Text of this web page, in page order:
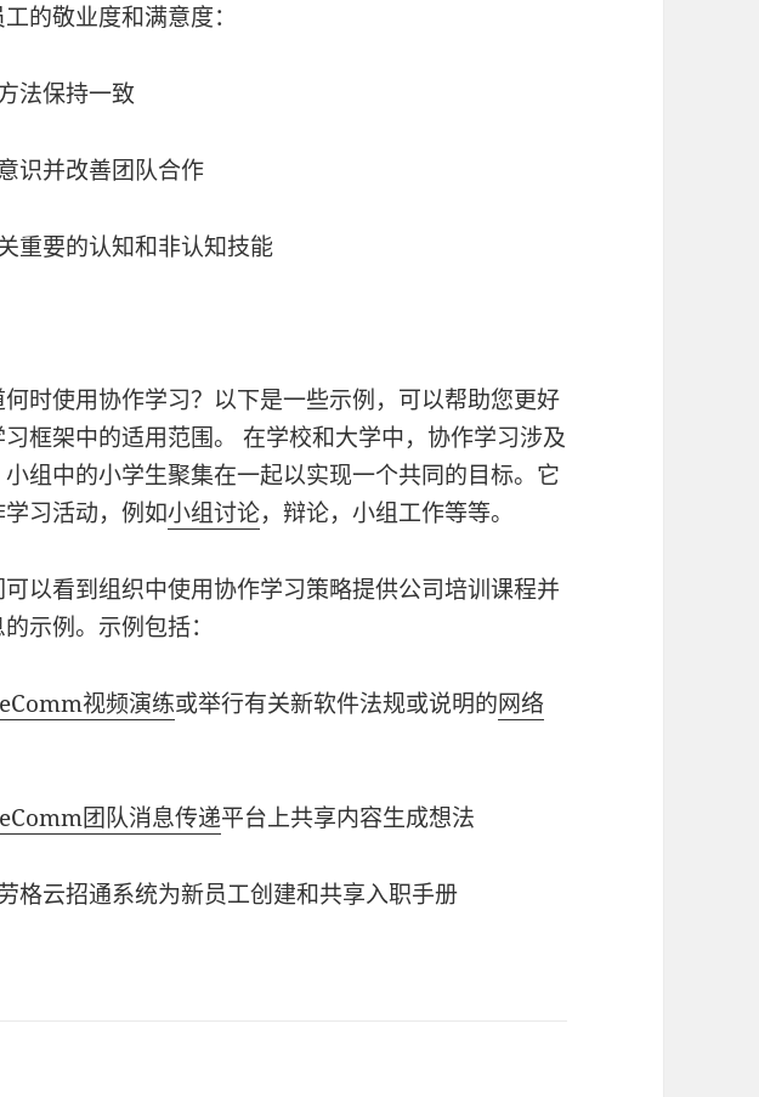
的敬业度和满意度：
法保持一致
识并改善团队合作
重要的认知和非认知技能
时使用协作学习？以下是一些示例，可以帮助您更好
框架中的适用范围。 在学校和大学中，协作学习涉及
组中的小学生聚集在一起以实现一个共同的目标。它
习活动，例如小组讨论，辩论，小组工作等等。
以看到组织中使用协作学习策略提供公司培训课程并
示例。示例包括：
视频演练或举行有关新软件法规或说明的网络
团队消息传递平台上共享内容生成想法
格云招通系统为新员工创建和共享入职手册